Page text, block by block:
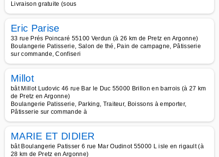
Livraison gratuite (sous
Eric Parise
33 rue Prés Poincaré 55100 Verdun (à 26 km de Pretz en Argonne)
Boulangerie Patisserie, Salon de thé, Pain de campagne, Pâtisserie
sur commande, Confiseri
Millot
bât Millot Ludovic 46 rue Bar le Duc 55000 Brillon en barrois (à 27 km
de Pretz en Argonne)
Boulangerie Patisserie, Parking, Traiteur, Boissons à emporter,
Pâtisserie sur commande à
MARIE ET DIDIER
bât Boulangerie Patisser 6 rue Mar Oudinot 55000 L isle en rigault (à
28 km de Pretz en Argonne)